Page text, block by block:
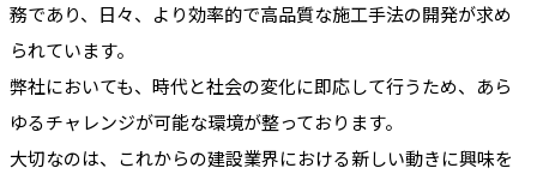
務であり、日々、より効率的で高品質な施工手法の開発が求め
られています。
弊社においても、時代と社会の変化に即応して行うため、あら
ゆるチャレンジが可能な環境が整っております。
大切なのは、これからの建設業界における新しい動きに興味を